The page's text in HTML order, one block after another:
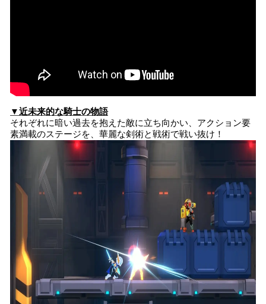
▼近未来的な騎士の物語
それぞれに暗い過去を抱えた敵に立ち向かい、アクション要
素満載のステージを、華麗な剣術と戦術で戦い抜け！